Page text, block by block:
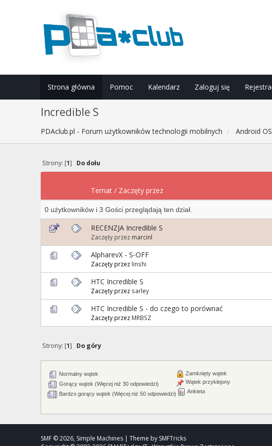
Strona główna Pomoc Kalendarz Zaloguj się
Incredible S
PDAclub.pl - Forum użytkowników technologii mobilnych Android OS
Strony: [1] Do dołu
Temat / Zaczęty przez
0 użytkowników i 3 Gości przeglądają ten dział.
RECENZJA Incredible S
Zaczęty przez marcinl
AlpharevX - S-OFF
Zaczęty przez linshi
HTC Incredible S
Zaczęty przez sarley
HTC Incredible S - do czego to porównać
Zaczęty przez MRBSZ
Strony: [1] Do góry
Normalny wątek
Gorący wątek (Więcej niż 30 odpowiedzi)
Bardzo gorący wątek (Więcej niż 50 odpowiedzi)
Zamknięty wątek
Wątek przyklejony
Ankieta
SMF © 2026, Simple Machines | Theme by SMFTricks